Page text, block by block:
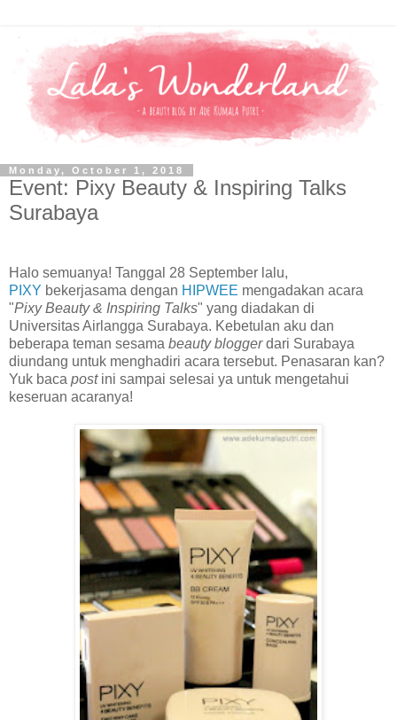
Monday, October 1, 2018
Event: Pixy Beauty & Inspiring Talks
Surabaya
Halo semuanya! Tanggal 28 September lalu,
PIXY bekerjasama dengan HIPWEE mengadakan acara
"Pixy Beauty & Inspiring Talks" yang diadakan di
Universitas Airlangga Surabaya. Kebetulan aku dan
beberapa teman sesama beauty bloggerdari Surabaya
diundang untuk menghadiri acara tersebut. Penasaran kan?
Yuk baca post ini sampai selesai ya untuk mengetahui
keseruan acaranya!